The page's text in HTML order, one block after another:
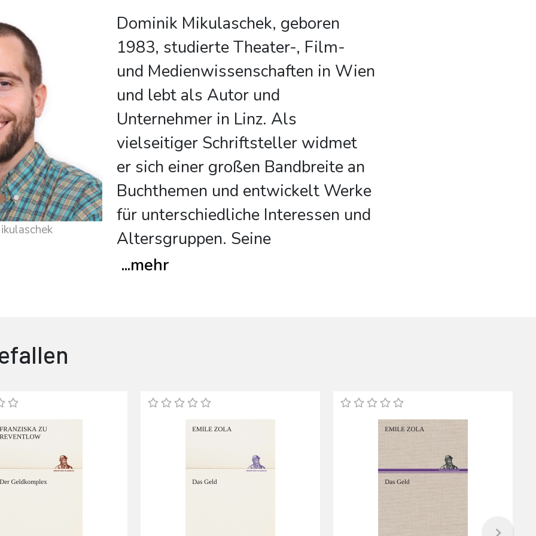
Dominik Mikulaschek
Dominik Mikulaschek, geboren
1983, studierte Theater-, Film-
und Medienwissenschaften in Wien
und lebt als Autor und
Unternehmer in Linz. Als
vielseitiger Schriftsteller widmet
er sich einer großen Bandbreite an
Buchthemen und entwickelt Werke
für unterschiedliche Interessen und
Altersgruppen. Seine
...mehr